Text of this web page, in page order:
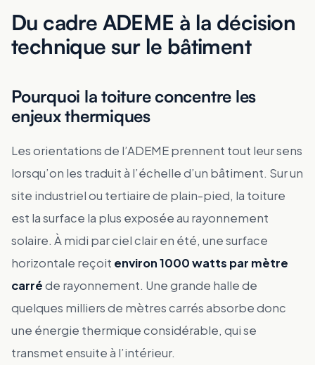
Du cadre ADEME à la décision
technique sur le bâtiment
Pourquoi la toiture concentre les
enjeux thermiques
Les orientations de l’ADEME prennent tout leur sens
lorsqu’on les traduit à l’échelle d’un bâtiment. Sur un
site industriel ou tertiaire de plain-pied, la toiture
est la surface la plus exposée au rayonnement
solaire. À midi par ciel clair en été, une surface
horizontale reçoit environ 1000 watts par mètre
carréde rayonnement. Une grande halle de
quelques milliers de mètres carrés absorbe donc
une énergie thermique considérable, qui se
transmet ensuite à l’intérieur.